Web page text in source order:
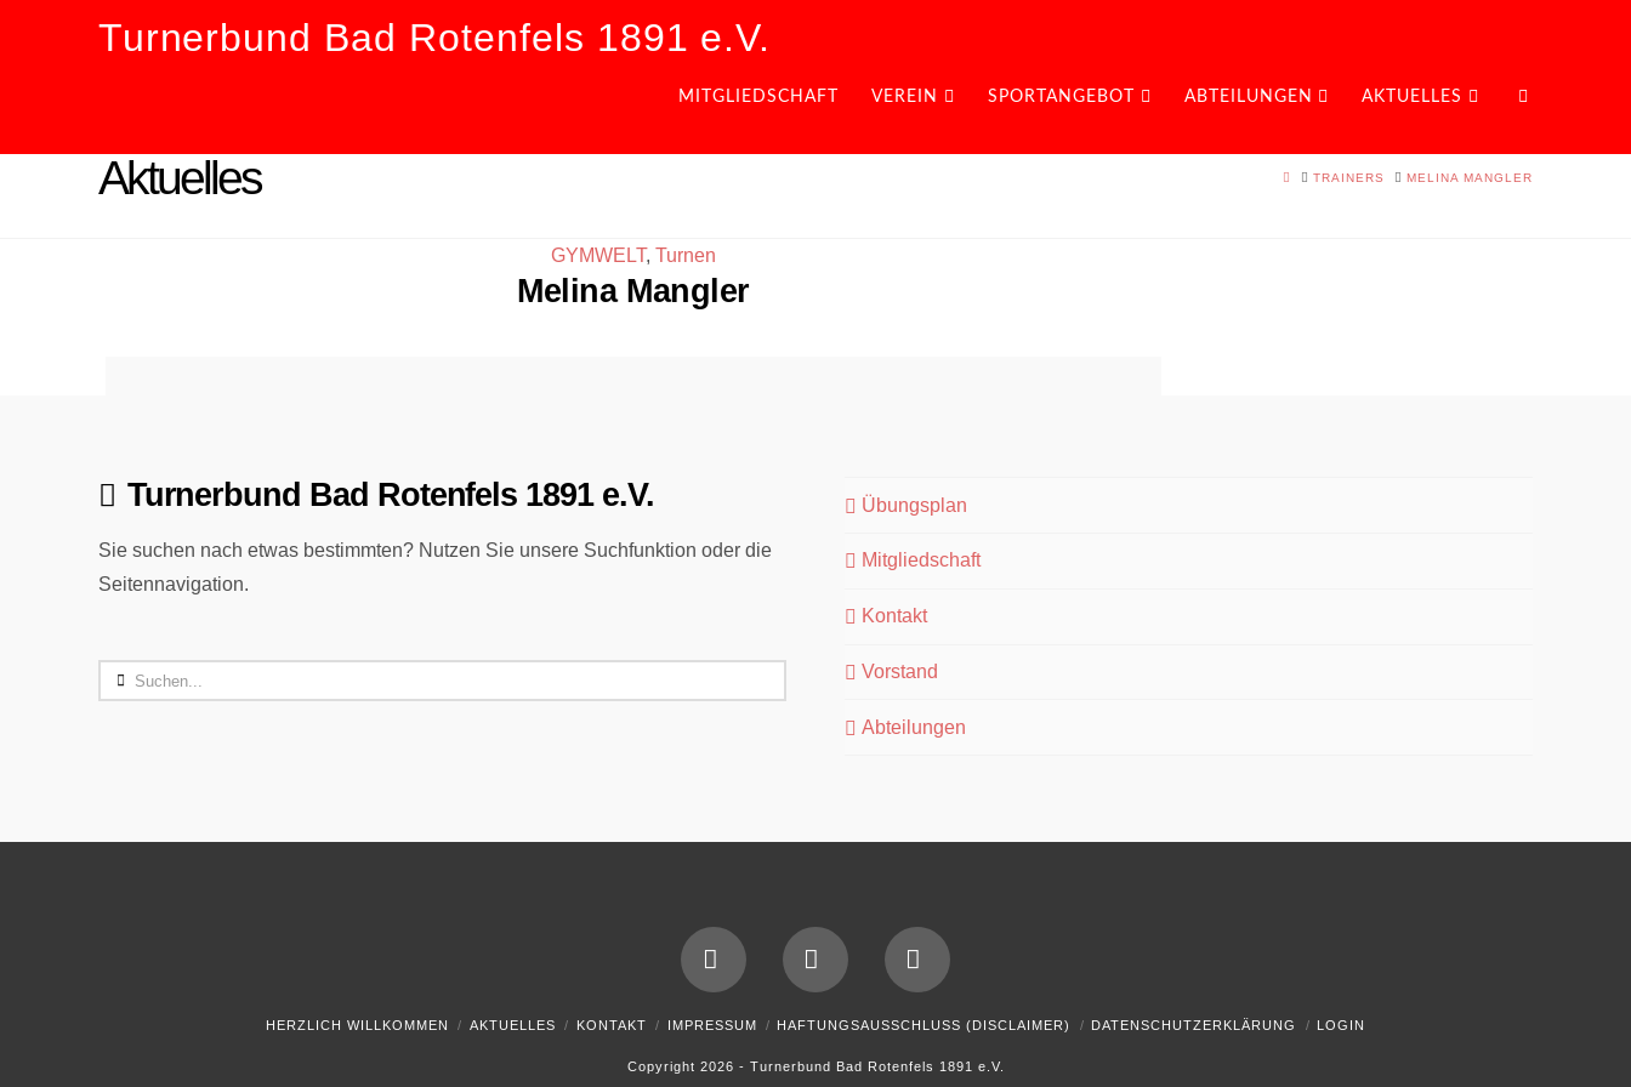
Turnerbund Bad Rotenfels 1891 e.V.
MITGLIEDSCHAFT VEREIN SPORTANGEBOT ABTEILUNGEN AKTUELLES
Aktuelles HOMETRAINERS MELINA MANGLER
GYMWELT, Turnen
Melina Mangler
Turnerbund Bad Rotenfels 1891 e.V.
Sie suchen nach etwas bestimmten? Nutzen Sie unsere Suchfunktion oder die
Seitennavigation.
Search
Übungsplan
Mitgliedschaft
Kontakt
Vorstand
Abteilungen
FacebookYouTubeInstagram
HERZLICH WILLKOMMEN AKTUELLES KONTAKT IMPRESSUM HAFTUNGSAUSSCHLUSS (DISCLAIMER) DATENSCHUTZERKLÄRUNG LOGIN
Copyright 2026 - Turnerbund Bad Rotenfels 1891 e.V.